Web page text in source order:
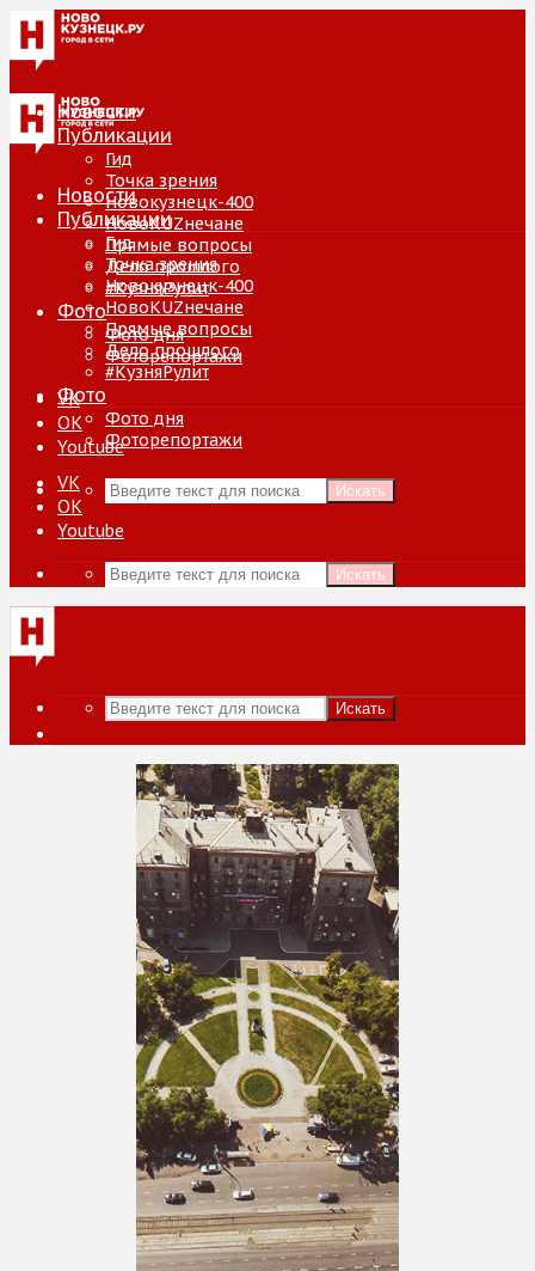
Новости
Публикации
Гид
Точка зрения
Новокузнецк-400
НовоKUZнечане
Прямые вопросы
Дело прошлого
#КузняРулит
Фото
Фото дня
Фоторепортажи
VK
ОК
Youtube
Искать
Новости
Публикации
Гид
Точка зрения
Новокузнецк-400
НовоKUZнечане
Прямые вопросы
Дело прошлого
#КузняРулит
Фото
Фото дня
Фоторепортажи
VK
ОК
Youtube
Искать
Искать